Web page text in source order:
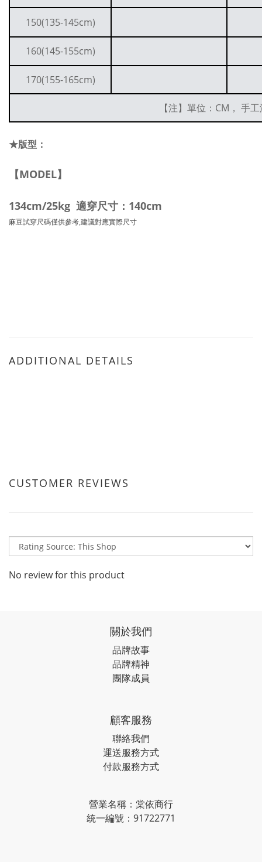
150(135-145cm)
160(145-155cm)
170(155-165cm)
【注】單位：CM， 手
★版型：
【MODEL】
134cm/25kg 適穿尺寸：140cm
麻豆試穿尺碼僅供參考,建議對應實際尺寸
ADDITIONAL DETAILS
CUSTOMER REVIEWS
No review for this product
關於我們
品牌故事
品牌精神
團隊成員
顧客服務
聯絡我們
運送服務方式
付款服務方式
營業名稱：棠依商行
統一編號：91722771